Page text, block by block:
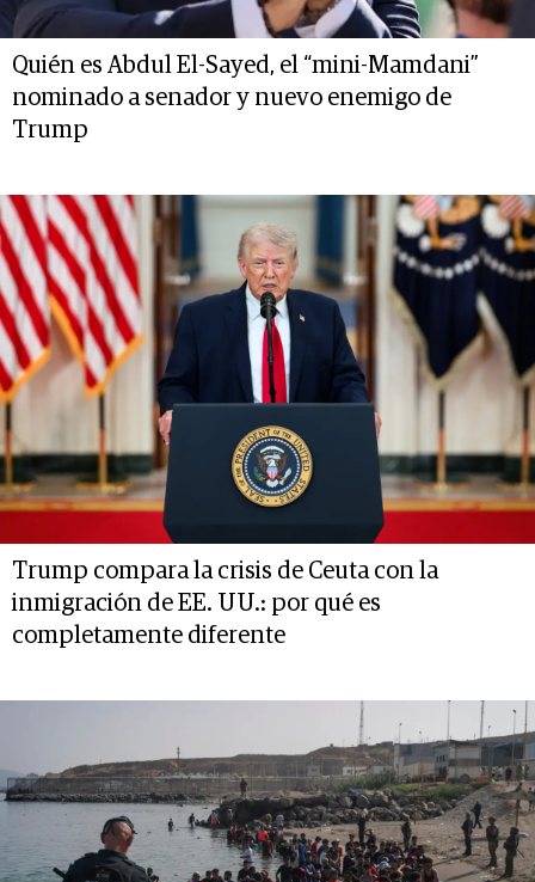
Quién es Abdul El-Sayed, el “mini-Mamdani”
nominado a senador y nuevo enemigo de
Trump
Trump compara la crisis de Ceuta con la
inmigración de EE. UU.: por qué es
completamente diferente